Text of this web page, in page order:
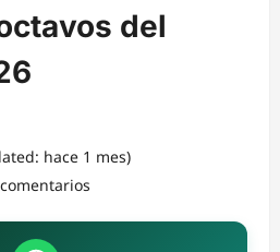
del
hace 1 mes)